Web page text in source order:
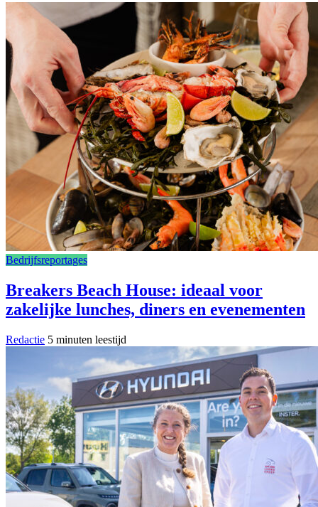
Bedrijfsreportages
Breakers Beach House: ideaal voor
zakelijke lunches, diners en evenementen
Redactie 5 minuten leestijd